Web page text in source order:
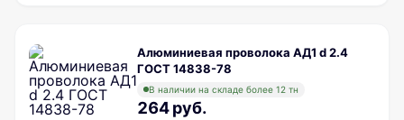
Алюминиевая проволока АД1 d 2.4
ГОСТ 14838-78
В наличии на складе более 12 тн
264 руб.